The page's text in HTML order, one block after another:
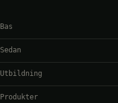
Bas
Sedan
Utbildning
Produkter